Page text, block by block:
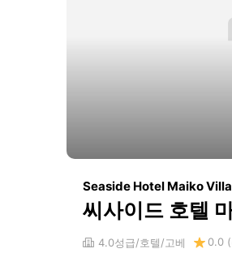
Seaside Hotel Maiko
씨사이드 호텔
4.0성급 호텔 고베 0.0